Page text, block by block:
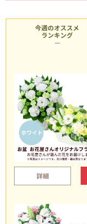
今週のオススメ
ランキング
詳細